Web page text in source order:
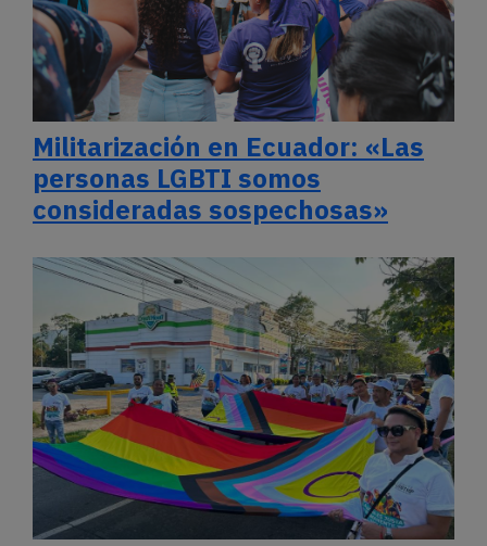
Militarización en Ecuador: «Las
personas LGBTI somos
consideradas sospechosas»